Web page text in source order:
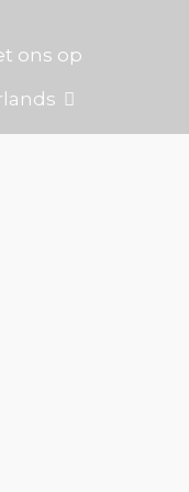
ons op